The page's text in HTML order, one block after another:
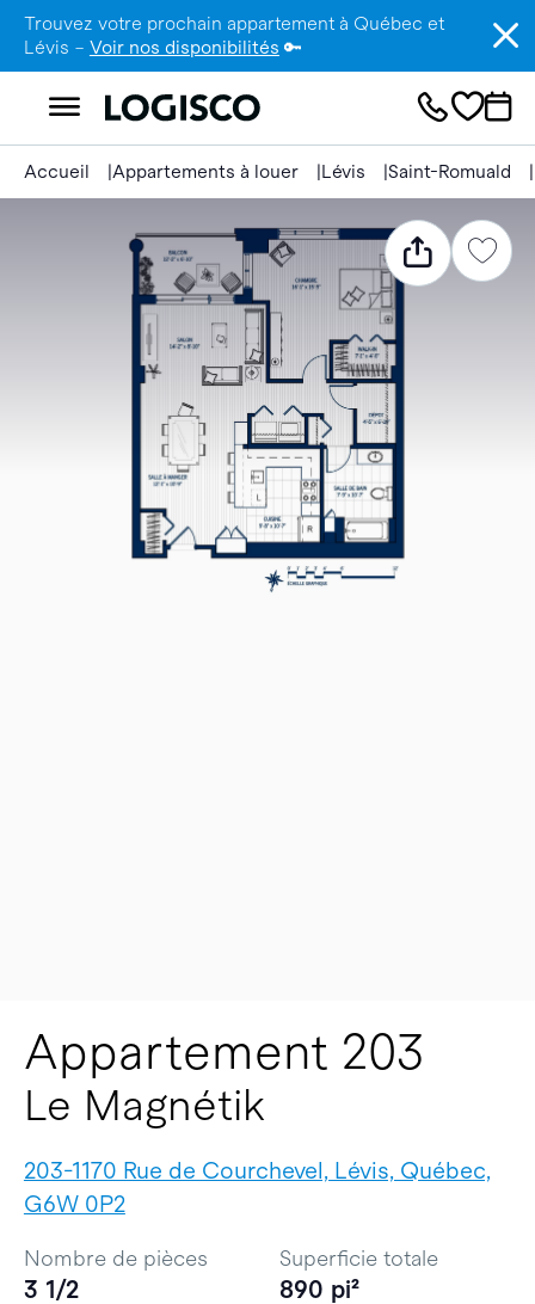
Trouvez votre prochain appartement à Québec et
Lévis – Voir nos disponibilités 🔑
Accueil Appartements à louer Lévis Saint-Romuald
Appartement 203
Le Magnétik
203-1170 Rue de Courchevel, Lévis, Québec,
G6W 0P2
Nombre de pièces
3 1/2
Superficie totale
890 pi²